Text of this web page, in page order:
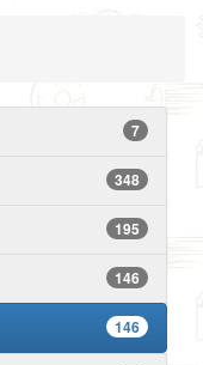
7
348
195
146
146